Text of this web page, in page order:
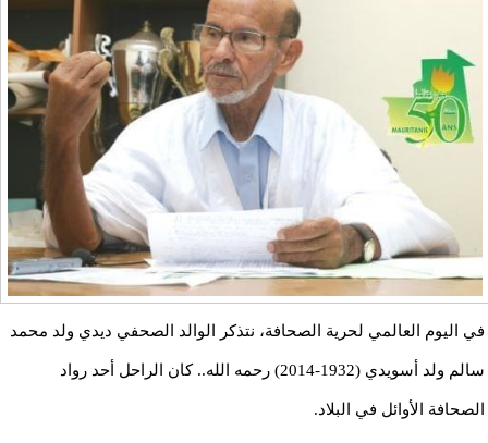
في اليوم العالمي لحرية الصحافة، نتذكر الوالد الصحفي ديدي ولد محمد
سالم ولد أسويدي (1932-2014) رحمه الله.. كان الراحل أحد رواد
الصحافة الأوائل في البلاد.